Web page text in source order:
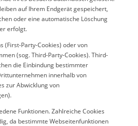
auf Ihrem Endgerät gespeichert,
oder eine automatische Löschung
erfolgt.
(First-Party-Cookies) oder von
(sog. Third-Party-Cookies). Third-
die Einbindung bestimmter
innerhalb von
zur Abwicklung von
Funktionen. Zahlreiche Cookies
da bestimmte Webseitenfunktionen